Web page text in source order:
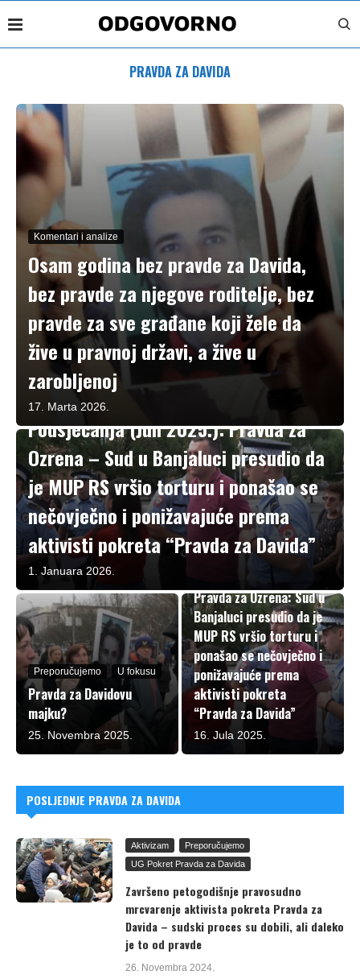
PRAVDA ZA DAVIDA
Komentari i analize
Osam godina bez pravde za Davida,
bez pravde za njegove roditelje, bez
pravde za sve građane koji žele da
žive u pravnoj državi, a žive u
zarobljenoj
17. Marta 2026.
Podsjećanja
Podsjećanja (Juli 2025.): Pravda za
Ozrena – Sud u Banjaluci presudio da
je MUP RS vršio torturu i ponašao se
nečovječno i ponižavajuće prema
aktivisti pokreta “Pravda za Davida”
1. Januara 2026.
Preporučujemo U fokusu
Pravda za Davidovu
majku?
25. Novembra 2025.
Pravda za Ozrena: Sud u
Banjaluci presudio da je
MUP RS vršio torturu i
ponašao se nečovječno i
ponižavajuće prema
aktivisti pokreta
“Pravda za Davida”
16. Jula 2025.
POSLJEDNJE PRAVDA ZA DAVIDA
Aktivizam
Preporučujemo
UG Pokret Pravda za Davida
Završeno petogodišnje pravosudno
mrcvarenje aktivista pokreta Pravda za
Davida – sudski proces su dobili, ali daleko
je to od pravde
26. Novembra 2024.